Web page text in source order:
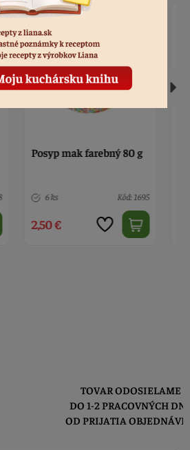
g
1695
Posyp mak biely 80 g
Kód: 1699
2,50 €
ODOSIELAME
2 PRACOVNÝCH DNÍ
OBJEDNÁVKY